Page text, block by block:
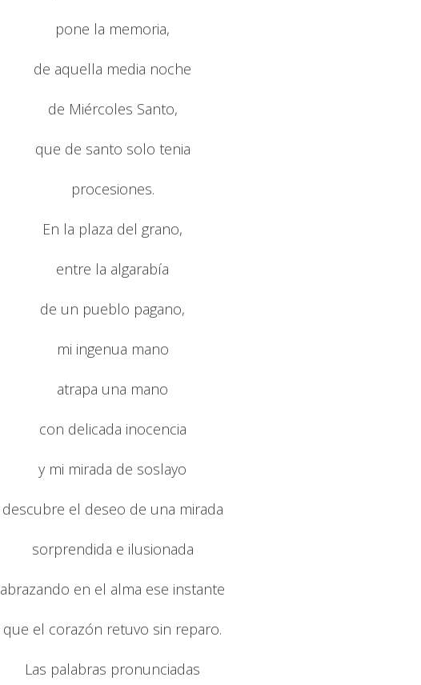
pone la memoria,
de aquella media noche
de Miércoles Santo,
que de santo solo tenia
procesiones.
En la plaza del grano,
entre la algarabía
de un pueblo pagano,
mi ingenua mano
atrapa una mano
con delicada inocencia
y mi mirada de soslayo
descubre el deseo de una mirada
sorprendida e ilusionada
abrazando en el alma ese instante
que el corazón retuvo sin reparo.
Las palabras pronunciadas